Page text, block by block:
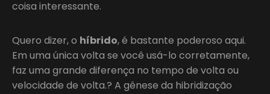
coisa interessante.
Quero dizer, o híbrido, é bastante poderoso aqui.
Em uma única volta se você usá-lo corretamente,
faz uma grande diferença no tempo de volta ou
velocidade de volta.? A gênese da hibridização